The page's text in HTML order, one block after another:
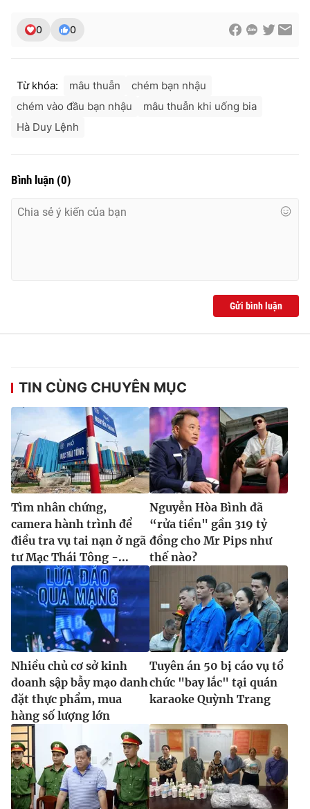
0 0
Từ khóa: mâu thuẫn
chém bạn nhậu
chém vào đầu bạn nhậu
mâu thuẫn khi uống bia
Hà Duy Lệnh
Bình luận (0)
Gửi bình luận
TIN CÙNG CHUYÊN MỤC
Tìm nhân chứng,
camera hành trình để
điều tra vụ tai nạn ở ngã
tư Mạc Thái Tông -...
Nguyễn Hòa Bình đã
“rửa tiền" gần 319 tỷ
đồng cho Mr Pips như
thế nào?
Nhiều chủ cơ sở kinh
doanh sập bẫy mạo danh
đặt thực phẩm, mua
hàng số lượng lớn
Tuyên án 50 bị cáo vụ tổ
chức "bay lắc" tại quán
karaoke Quỳnh Trang